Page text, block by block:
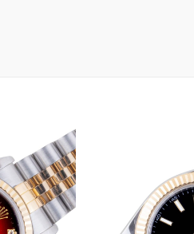
Add to
wishlist